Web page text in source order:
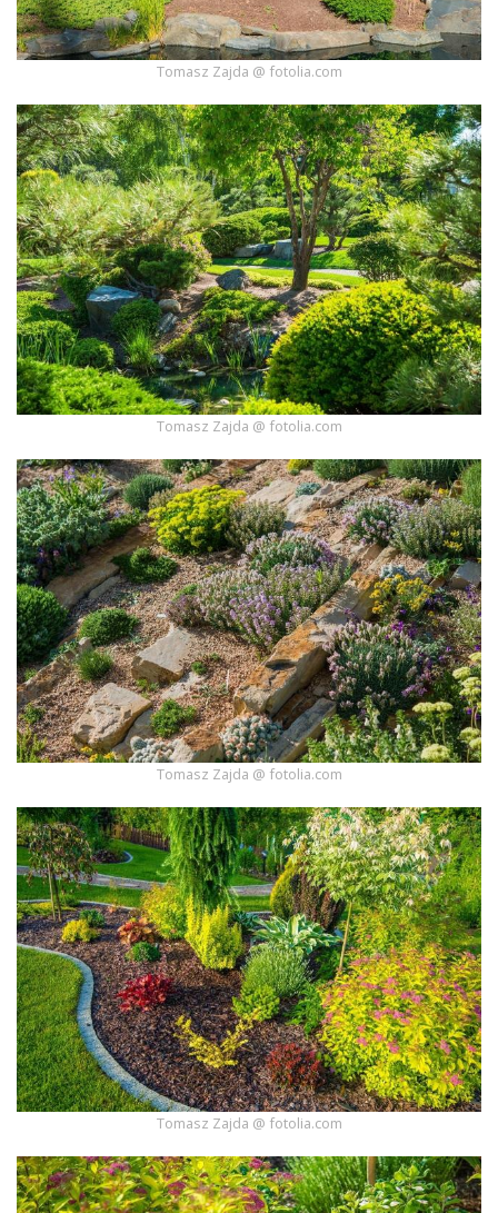
Tomasz Zajda @ fotolia.com
Tomasz Zajda @ fotolia.com
Tomasz Zajda @ fotolia.com
Tomasz Zajda @ fotolia.com